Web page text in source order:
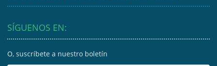
SÍGUENOS EN:
O, suscríbete a nuestro boletín